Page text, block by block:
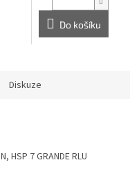
Do košíku
Diskuze
7 GRANDE RLU